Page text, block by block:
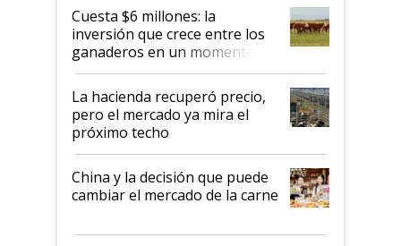
Cuesta $6 millones: la
inversión que crece entre los
ganaderos en un momento
histórico para la actividad
La hacienda recuperó precio,
pero el mercado ya mira el
próximo techo
China y la decisión que puede
cambiar el mercado de la carne